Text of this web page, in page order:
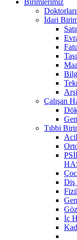
İdari
Çalışan
Tıbbi
Diş
İç